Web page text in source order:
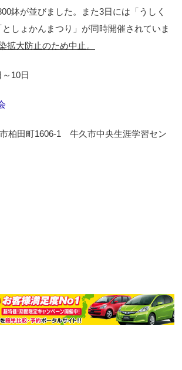
鉢が並びました。また3日には「うしく
しょかんまつり」が同時開催されていま
拡大防止のため中止。
10日
柏田町1606-1 牛久市中央生涯学習セン